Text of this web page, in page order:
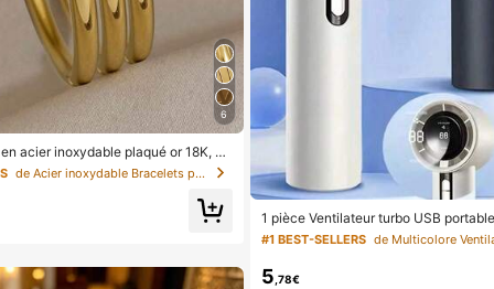
6
acier inoxydable plaqué or 18K, br
de luxe à la mode, bijoux i
de Acier inoxydable Bracelets pour femmes
1 pièce Ventilateur turbo USB
our couple, corps arrondi avec
e couleur unie à la mode, ventilateur
pouvant être posé, flux d'air puissant
es de vent réglables, petit ventilateur
#1 BEST-SELLERS
5 ,78€